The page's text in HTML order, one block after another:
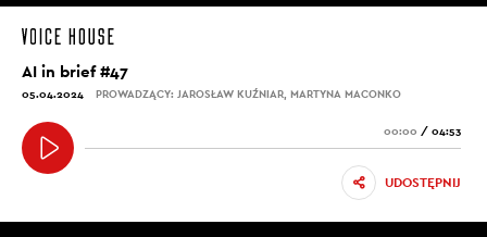
AI in brief #47
05.04.2024 PROWADZĄCY: JAROSŁAW KUŹNIAR, MARTYNA MACONKO
00:00 / 04:53
UDOSTĘPNIJ